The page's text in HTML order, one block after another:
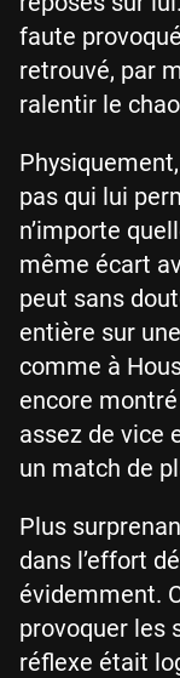
faute
retrouvé, par
ralentir le
pas qui lui
n’importe
même écart
peut sans
entière sur
comme à
encore
assez de vice
un match de
Plus
dans l’effort
évidemment.
provoquer les
réflexe était